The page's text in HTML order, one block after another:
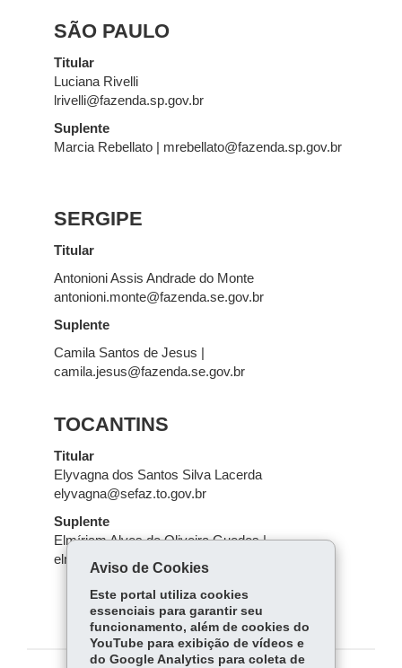
SÃO PAULO
Titular
Luciana Rivelli
lrivelli@fazenda.sp.gov.br
Suplente
Marcia Rebellato | mrebellato@fazenda.sp.gov.br
SERGIPE
Titular
Antonioni Assis Andrade do Monte
antonioni.monte@fazenda.se.gov.br
Suplente
Camila Santos de Jesus |
camila.jesus@fazenda.se.gov.br
TOCANTINS
Titular
Elyvagna dos Santos Silva Lacerda
elyvagna@sefaz.to.gov.br
Suplente
Elmíriam Alves de Oliveira Guedes |
elmiriam@sefaz.to.gov.br
Aviso de Cookies
Este portal utiliza cookies
essenciais para garantir seu
funcionamento, além de cookies do
YouTube para exibição de vídeos e
do Google Analytics para coleta de